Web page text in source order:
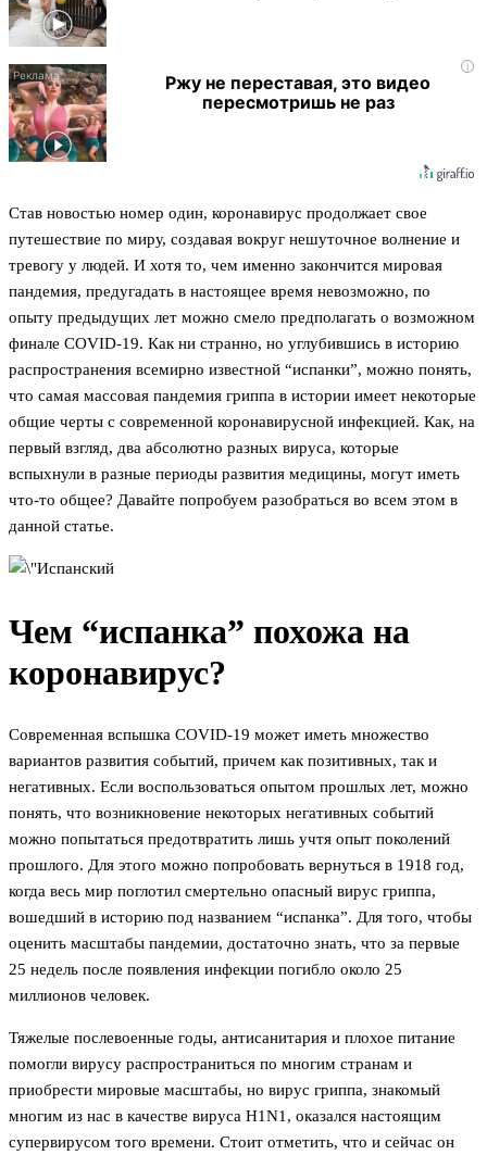
i
Ржу не переставая, это видео
пересмотришь не раз
Став новостью номер один, коронавирус продолжает свое
путешествие по миру, создавая вокруг нешуточное волнение и
тревогу у людей. И хотя то, чем именно закончится мировая
пандемия, предугадать в настоящее время невозможно, по
опыту предыдущих лет можно смело предполагать о возможном
финале COVID-19. Как ни странно, но углубившись в историю
распространения всемирно известной “испанки”, можно понять,
что самая массовая пандемия гриппа в истории имеет некоторые
общие черты с современной коронавирусной инфекцией. Как, на
первый взгляд, два абсолютно разных вируса, которые
вспыхнули в разные периоды развития медицины, могут иметь
что-то общее? Давайте попробуем разобраться во всем этом в
данной статье.
Чем “испанка” похожа на
коронавирус?
Современная вспышка COVID-19 может иметь множество
вариантов развития событий, причем как позитивных, так и
негативных. Если воспользоваться опытом прошлых лет, можно
понять, что возникновение некоторых негативных событий
можно попытаться предотвратить лишь учтя опыт поколений
прошлого. Для этого можно попробовать вернуться в 1918 год,
когда весь мир поглотил смертельно опасный вирус гриппа,
вошедший в историю под названием “испанка”. Для того, чтобы
оценить масштабы пандемии, достаточно знать, что за первые
25 недель после появления инфекции погибло около 25
миллионов человек.
Тяжелые послевоенные годы, антисанитария и плохое питание
помогли вирусу распространиться по многим странам и
приобрести мировые масштабы, но вирус гриппа, знакомый
многим из нас в качестве вируса H1N1, оказался настоящим
супервирусом того времени. Стоит отметить, что и сейчас он